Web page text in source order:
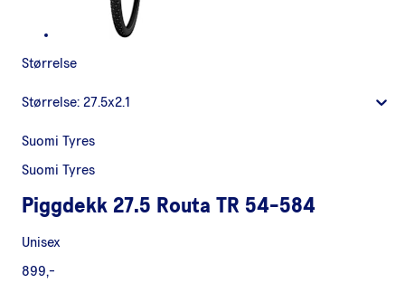
Størrelse
Størrelse: 27.5x2.1
Suomi Tyres
Suomi Tyres
Piggdekk 27.5 Routa TR 54-584
Unisex
899,-